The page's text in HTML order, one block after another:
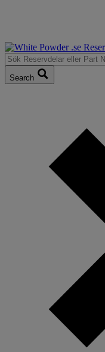
Search